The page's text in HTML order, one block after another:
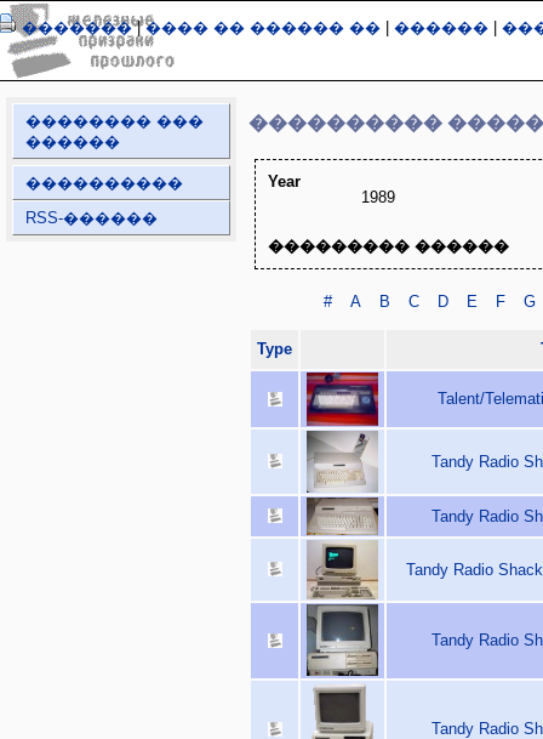
�������|���� �� ������ �� ������
�������� ���
������
����������
RSS-������
����������
Year
1989
��������� ������
# A B C D E F G
Type
Talent/
Tandy Radio
Tandy Radio
Tandy Radio
Tandy Radio
Tandy Radio